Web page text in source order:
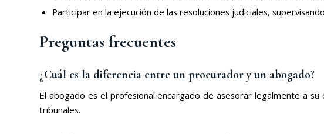
Participar en la ejecución de las resoluciones judiciales,
Preguntas frecuentes
¿Cuál es la diferencia entre un procurador y un abogado?
El abogado es el profesional encargado de asesorar legalmente a
tribunales.